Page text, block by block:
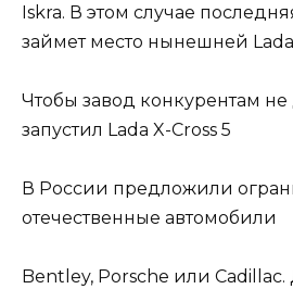
Iskra. В этом случае
займет место нынешней Lada
Чтобы завод конкурентам не
запустил Lada X-Cross 5
В России предложили
отечественные автомобили
Bentley, Porsche или